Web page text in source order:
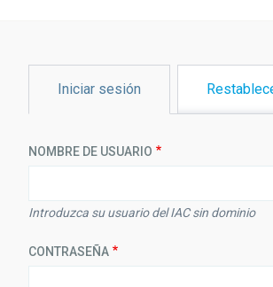
ayuda
a
la
PRINCIPALES
Iniciar sesión
NOMBRE DE USUARIO
Introduzca su usuario del IAC sin dominio
CONTRASEÑA